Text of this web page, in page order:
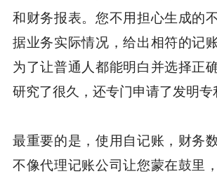
和财务报表。您不用担心生成的
据业务实际情况，给出相符的记
为了让普通人都能明白并选择正
研究了很久，还专门申请了发明专
最重要的是，使用自记账，财务
不像代理记账公司让您蒙在鼓里